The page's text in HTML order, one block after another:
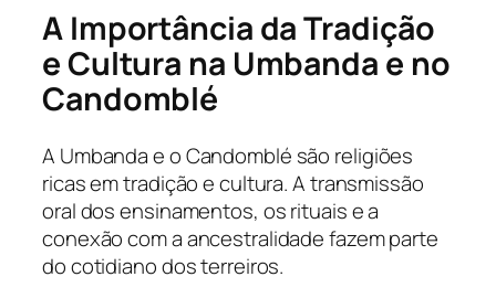
A Importância da Tradição
e Cultura na Umbanda e no
Candomblé
A Umbanda e o Candomblé são religiões
ricas em tradição e cultura. A transmissão
oral dos ensinamentos, os rituais e a
conexão com a ancestralidade fazem parte
do cotidiano dos terreiros.